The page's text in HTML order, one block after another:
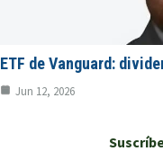
ETF de Vanguard:
Jun 12, 2026